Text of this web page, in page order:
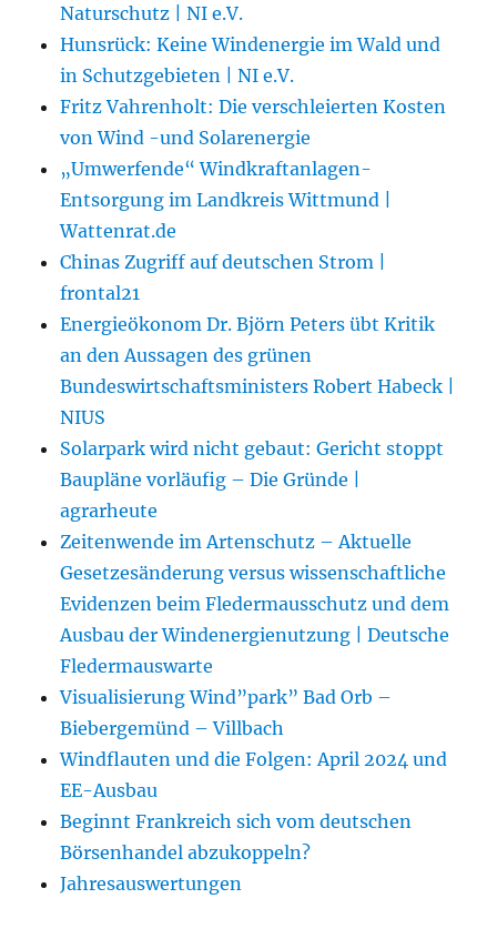
Naturschutz | NI e.V.
Hunsrück: Keine Windenergie im Wald und
in Schutzgebieten | NI e.V.
Fritz Vahrenholt: Die verschleierten Kosten
von Wind -und Solarenergie
„Umwerfende“ Windkraftanlagen-
Entsorgung im Landkreis Wittmund |
Wattenrat.de
Chinas Zugriff auf deutschen Strom |
frontal21
Energieökonom Dr. Björn Peters übt Kritik
an den Aussagen des grünen
Bundeswirtschaftsministers Robert Habeck |
NIUS
Solarpark wird nicht gebaut: Gericht stoppt
Baupläne vorläufig – Die Gründe |
agrarheute
Zeitenwende im Artenschutz – Aktuelle
Gesetzesänderung versus wissenschaftliche
Evidenzen beim Fledermausschutz und dem
Ausbau der Windenergienutzung | Deutsche
Fledermauswarte
Visualisierung Wind”park” Bad Orb –
Biebergemünd – Villbach
Windflauten und die Folgen: April 2024 und
EE-Ausbau
Beginnt Frankreich sich vom deutschen
Börsenhandel abzukoppeln?
Jahresauswertungen